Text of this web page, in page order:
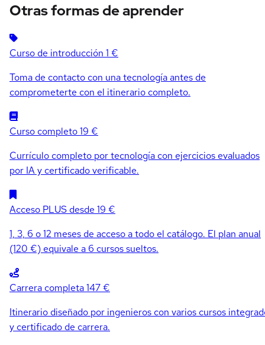
Otras formas de aprender
Curso de introducción 1 €
Toma de contacto con una tecnología antes de
comprometerte con el itinerario completo.
Curso completo19 €
Currículo completo por tecnología con ejercicios evaluados
por IA y certificado verificable.
Acceso PLUS desde 19 €
1, 3, 6 o 12 meses de acceso a todo el catálogo. El plan anual
(120 €) equivale a 6 cursos sueltos.
Carrera completa147 €
Itinerario diseñado por ingenieros con varios cursos
y certificado de carrera.